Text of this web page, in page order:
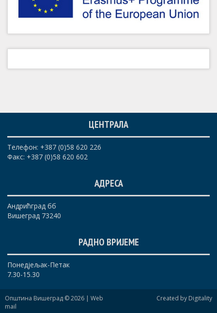
ЦЕНТРАЛА
Телефон: +387 (0)58 620 226
Факс: +387 (0)58 620 602
АДРЕСА
Андрићград бб
Вишеград 73240
РАДНО ВРИЈЕМЕ
Понедјељак-Петак
7.30-15.30
Општина Вишеград © 2026 | Web
mail
Created by Digitality